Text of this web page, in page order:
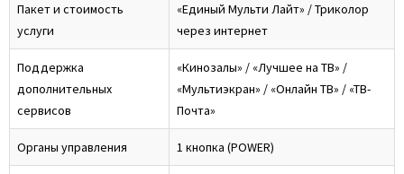
Пакет и стоимость
услуги
«Единый Мульти Лайт» / Триколор
через интернет
Поддержка
дополнительных
сервисов
«Кинозалы» / «Лучшее на ТВ» /
«Мультиэкран» / «Онлайн ТВ» / «ТВ-
Почта»
Органы управления 1 кнопка (POWER)